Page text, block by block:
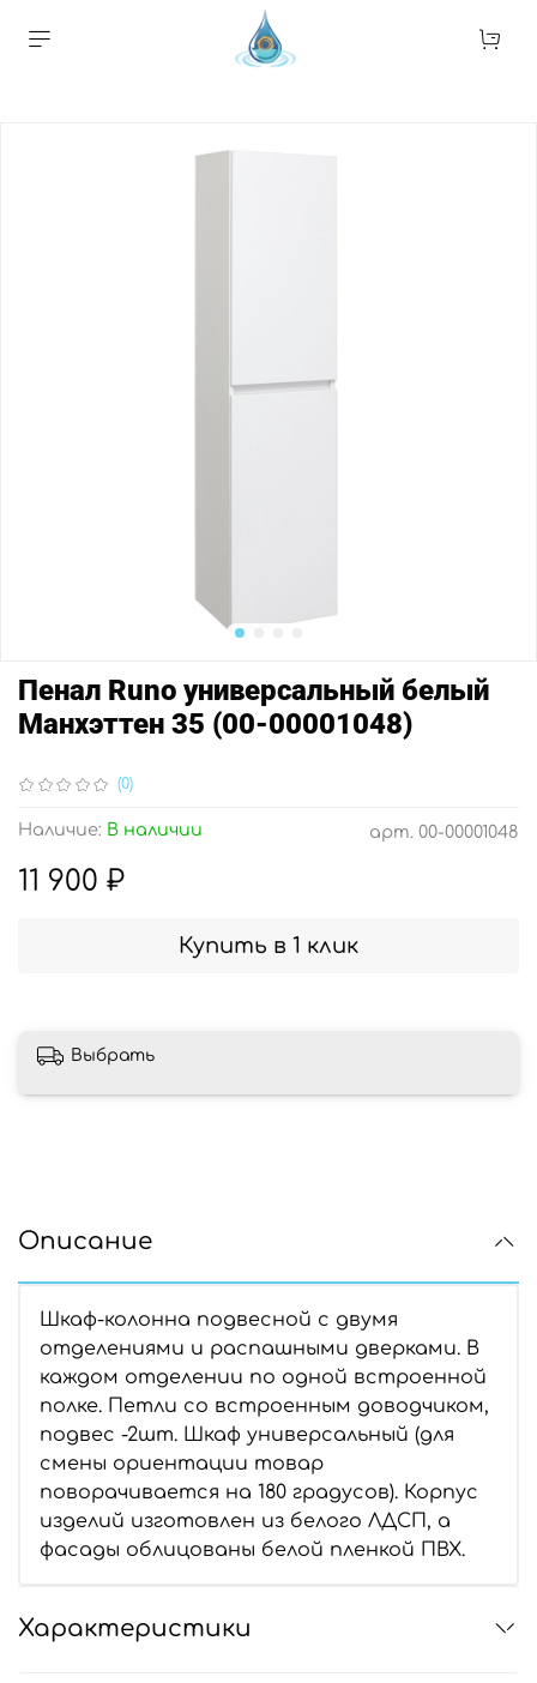
(0)
арт. 00-00001048
Наличие: В наличии
Пенал Runo универсальный белый
Манхэттен 35 (00-00001048)
11 900 ₽
Купить в 1 клик
Выбрать
Описание
Шкаф-колонна подвесной с двумя
отделениями и распашными дверками. В
каждом отделении по одной встроенной
полке. Петли со встроенным доводчиком,
подвес -2шт. Шкаф универсальный (для
смены ориентации товар
поворачивается на 180 градусов). Корпус
изделий изготовлен из белого ЛДСП, а
фасады облицованы белой пленкой ПВХ.
Характеристики